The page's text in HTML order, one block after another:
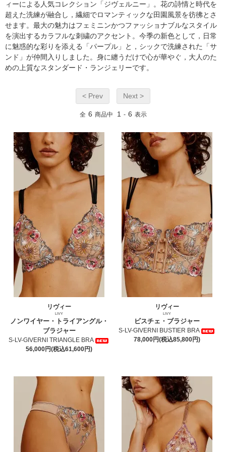
ィーによる人気コレクション「ジヴェルニー」。花の詩情と時代を
超えた洗練が融合し，繊細でロマンティックな田園風景を彷彿とさ
せます。最大の魅力はフェミニンかつファッショナブルなスタイル
を演出するカラフルな刺繍のアクセント。今季の新色として，日常
に魅惑的な彩りを添える「パープル」と，シックで洗練された「サ
ンド」が仲間入りしました。身に纏うだけで心が華やぐ，大人のた
めの上質なスタンダード・ランジェリーです。
< Prev Next >
全 6 商品中 1 - 6 表示
リヴィー
LIVY
ノンワイヤー・トライアングル・
ブラジャー
S-LV-GIVERNI TRIANGLE BRA
56,000円(税込61,600円)
リヴィー
LIVY
ビスチェ・ブラジャー
S-LV-GIVERNI BUSTIER BRA
78,000円(税込85,800円)